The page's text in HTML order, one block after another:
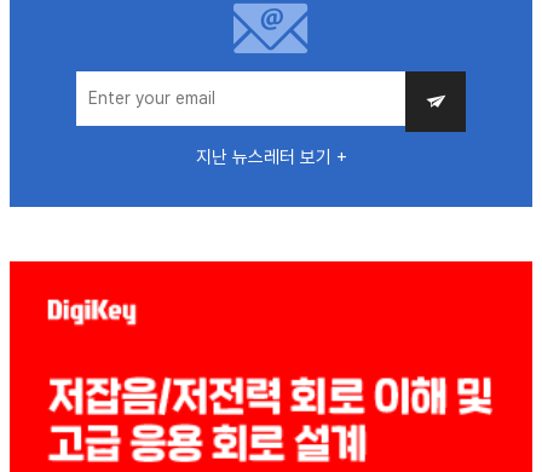
지난 뉴스레터 보기 +